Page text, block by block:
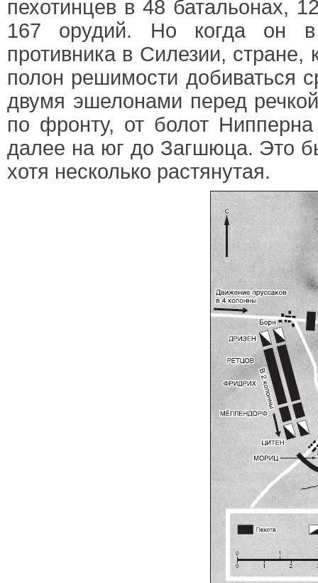
пехотинцев в 48 батальонах,
167 орудий. Но когда он в
противника в Силезии,
полон решимости добиваться
двумя эшелонами перед
по фронту, от болот
далее на юг до Загшюца. Это
хотя несколько растянутая.